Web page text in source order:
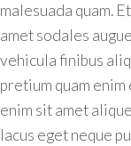
malesuada quam.
amet sodales
vehicula finibus
pretium quam
enim sit amet
lacus eget neque